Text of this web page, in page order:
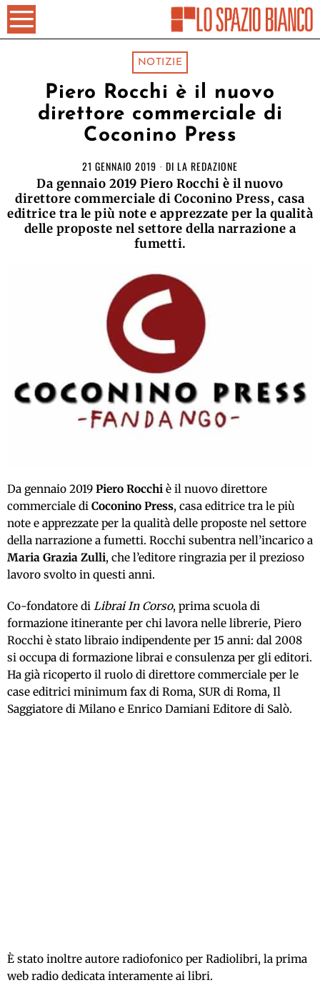
NOTIZIE
Piero Rocchi è il nuovo
direttore commerciale di
Coconino Press
21 GENNAIO 2019 DI LA REDAZIONE
Da gennaio 2019 Piero Rocchi è il nuovo
direttore commerciale di Coconino Press, casa
editrice tra le più note e apprezzate per la qualità
delle proposte nel settore della narrazione a
fumetti.
Da gennaio 2019 Piero Rocchi è il nuovo direttore
commerciale di Coconino Press, casa editrice tra le più
note e apprezzate per la qualità delle proposte nel settore
della narrazione a fumetti. Rocchi subentra nell’incarico a
Maria Grazia Zulli, che l’editore ringrazia per il prezioso
lavoro svolto in questi anni.
Co-fondatore di Librai In Corso, prima scuola di
formazione itinerante per chi lavora nelle librerie, Piero
Rocchi è stato libraio indipendente per 15 anni: dal 2008
si occupa di formazione librai e consulenza per gli editori.
Ha già ricoperto il ruolo di direttore commerciale per le
case editrici minimum fax di Roma, SUR di Roma, Il
Saggiatore di Milano e Enrico Damiani Editore di Salò.
È stato inoltre autore radiofonico per Radiolibri, la prima
web radio dedicata interamente ai libri.